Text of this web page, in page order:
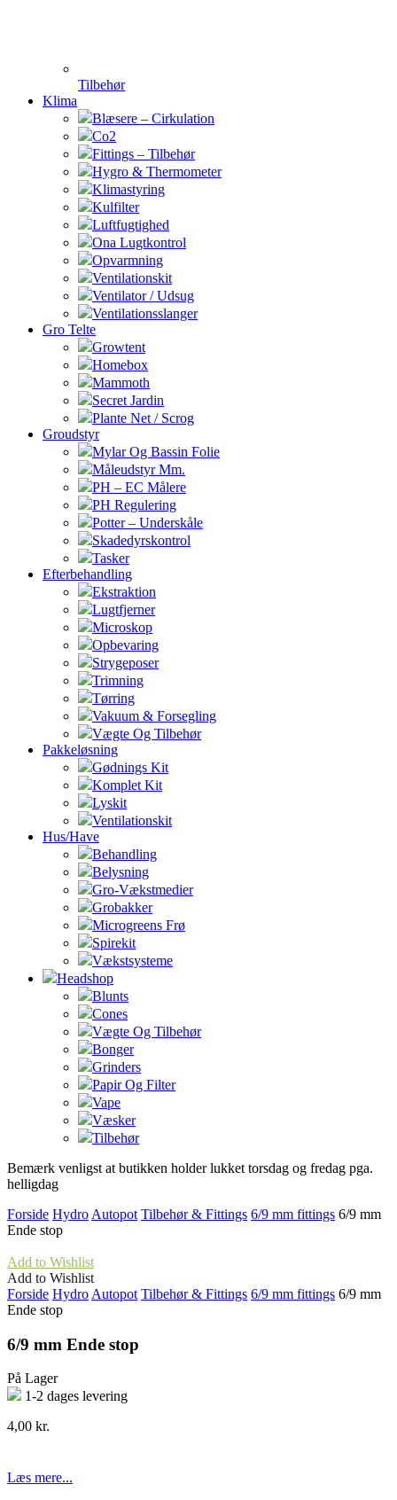
Tilbehør
Klima
Blæsere – Cirkulation
Co2
Fittings – Tilbehør
Hygro & Thermometer
Klimastyring
Kulfilter
Luftfugtighed
Ona Lugtkontrol
Opvarmning
Ventilationskit
Ventilator / Udsug
Ventilationsslanger
Gro Telte
Growtent
Homebox
Mammoth
Secret Jardin
Plante Net / Scrog
Groudstyr
Mylar Og Bassin Folie
Måleudstyr Mm.
PH – EC Målere
PH Regulering
Potter – Underskåle
Skadedyrskontrol
Tasker
Efterbehandling
Ekstraktion
Lugtfjerner
Microskop
Opbevaring
Strygeposer
Trimning
Tørring
Vakuum & Forsegling
Vægte Og Tilbehør
Pakkeløsning
Gødnings Kit
Komplet Kit
Lyskit
Ventilationskit
Hus/Have
Behandling
Belysning
Gro-Vækstmedier
Grobakker
Microgreens Frø
Spirekit
Vækstsysteme
Headshop
Blunts
Cones
Vægte Og Tilbehør
Bonger
Grinders
Papir Og Filter
Vape
Væsker
Tilbehør
Bemærk venligst at butikken holder lukket torsdag og fredag pga.
helligdag
Forside Hydro Autopot Tilbehør & Fittings 6/9 mm fittings 6/9 mm
Ende stop
Add to Wishlist
Add to Wishlist
Forside Hydro Autopot Tilbehør & Fittings 6/9 mm fittings 6/9 mm
Ende stop
6/9 mm Ende stop
På Lager
1-2 dages levering
4,00 kr.
Læs mere...